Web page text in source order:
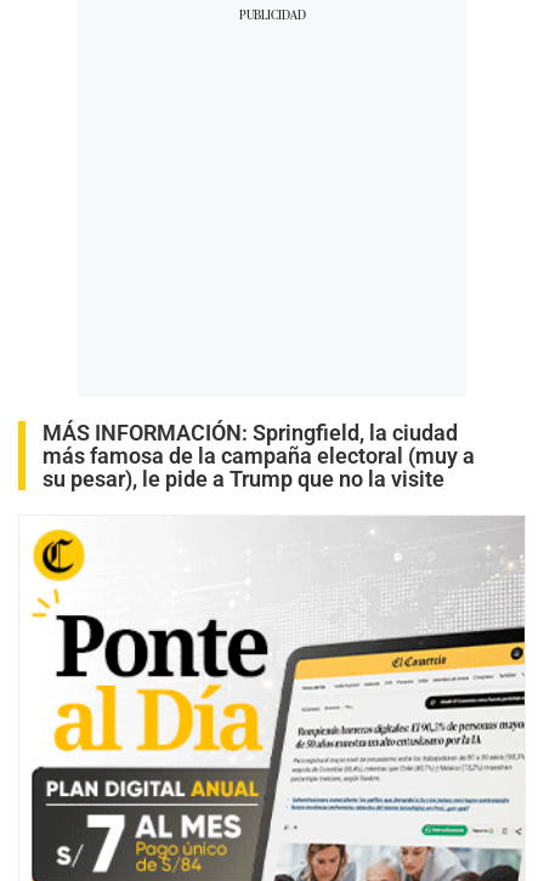
MÁS INFORMACIÓN: Springfield, la ciudad
más famosa de la campaña electoral (muy a
su pesar), le pide a Trump que no la visite